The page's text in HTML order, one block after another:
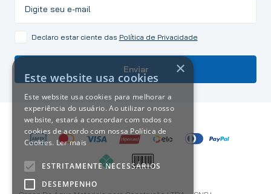
Declaro estar ciente das Política de Privacidade
Enviar ×
Este website usa cookies
Este website usa cookies para melhorar a
experiência do usuário. Ao utilizar o nosso
website, estará a concordar com todos os
cookies de acordo com nossa Política de
Cookies. Ler mais
ESTRITAMENTE NECESSÁRIOS
DESEMPENHO